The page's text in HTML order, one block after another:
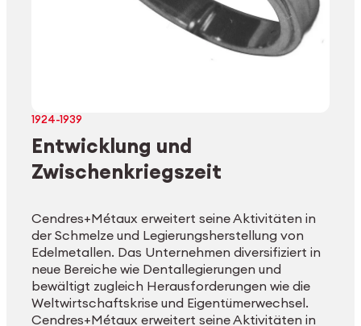
1924-1939
Entwicklung und
Zwischenkriegszeit
Cendres+Métaux erweitert seine Aktivitäten in
der Schmelze und Legierungsherstellung von
Edelmetallen. Das Unternehmen diversifiziert in
neue Bereiche wie Dentallegierungen und
bewältigt zugleich Herausforderungen wie die
Weltwirtschaftskrise und Eigentümerwechsel.
Cendres+Métaux erweitert seine Aktivitäten in